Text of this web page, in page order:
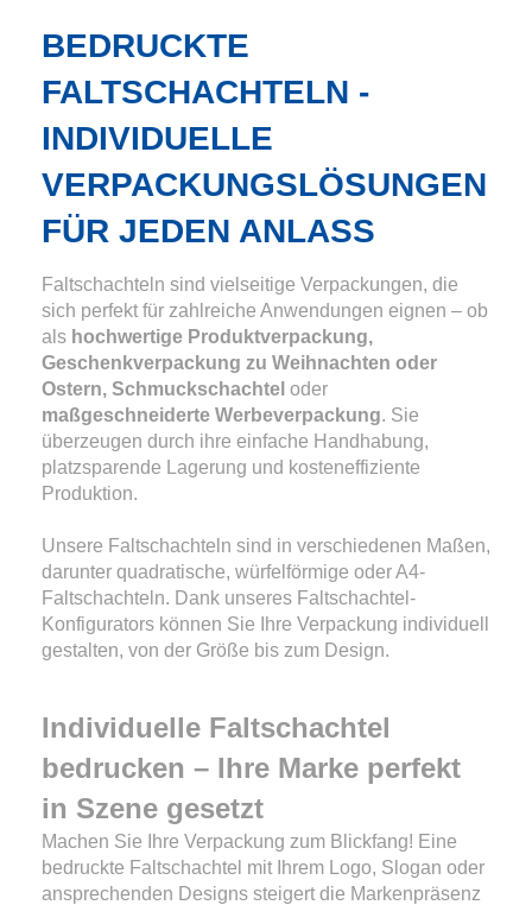
BEDRUCKTE
FALTSCHACHTELN -
INDIVIDUELLE
VERPACKUNGSLÖSUNGEN
FÜR JEDEN ANLASS
Faltschachteln sind vielseitige Verpackungen, die
sich perfekt für zahlreiche Anwendungen eignen – ob
als hochwertige Produktverpackung,
Geschenkverpackung zu Weihnachten oder
Ostern, Schmuckschachtel oder
maßgeschneiderte Werbeverpackung. Sie
überzeugen durch ihre einfache Handhabung,
platzsparende Lagerung und kosteneffiziente
Produktion.
Unsere Faltschachteln sind in verschiedenen Maßen,
darunter quadratische, würfelförmige oder A4-
Faltschachteln. Dank unseres Faltschachtel-
Konfigurators können Sie Ihre Verpackung individuell
gestalten, von der Größe bis zum Design.
Individuelle Faltschachtel
bedrucken – Ihre Marke perfekt
in Szene gesetzt
Machen Sie Ihre Verpackung zum Blickfang! Eine
bedruckte Faltschachtel mit Ihrem Logo, Slogan oder
ansprechenden Designs steigert die Markenpräsenz